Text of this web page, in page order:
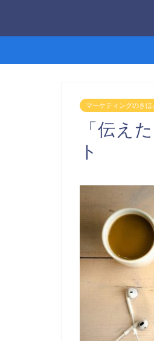
マーケティングのきほ
「伝え
ト